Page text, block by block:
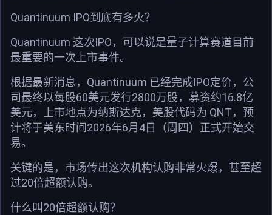
Quantinuum IPO到底有多火？
Quantinuum 这次IPO，可以说是量子计算赛道目前
最重要的一次上市事件。
根据最新消息，Quantinuum 已经完成IPO定价，公
司最终以每股60美元发行2800万股，募资约16.8亿
美元，上市地点为纳斯达克，美股代码为 QNT，预
计将于美东时间2026年6月4日（周四）正式开始交
易。
关键的是，市场传出这次机构认购非常火爆，甚至超
过20倍超额认购。
什么叫20倍超额认购？